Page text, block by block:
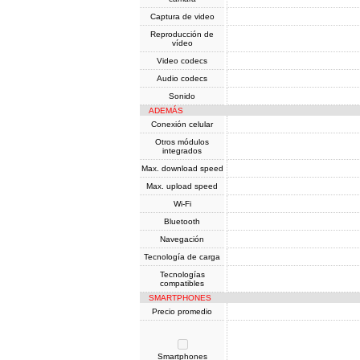
Captura de video
Reproducción de
vídeo
Video codecs
Audio codecs
Sonido
ADEMÁS
Conexión celular
Otros módulos
integrados
Max. download speed
Max. upload speed
Wi-Fi
Bluetooth
Navegación
Tecnología de carga
Tecnologías
compatibles
SMARTPHONES
Precio promedio
Smartphones